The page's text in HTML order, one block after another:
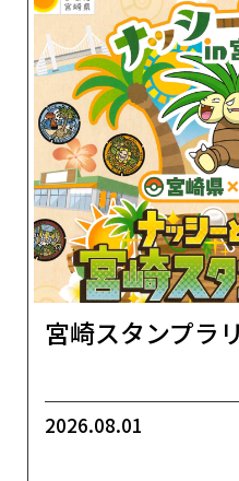
宮崎スタンプラ
2026.08.01